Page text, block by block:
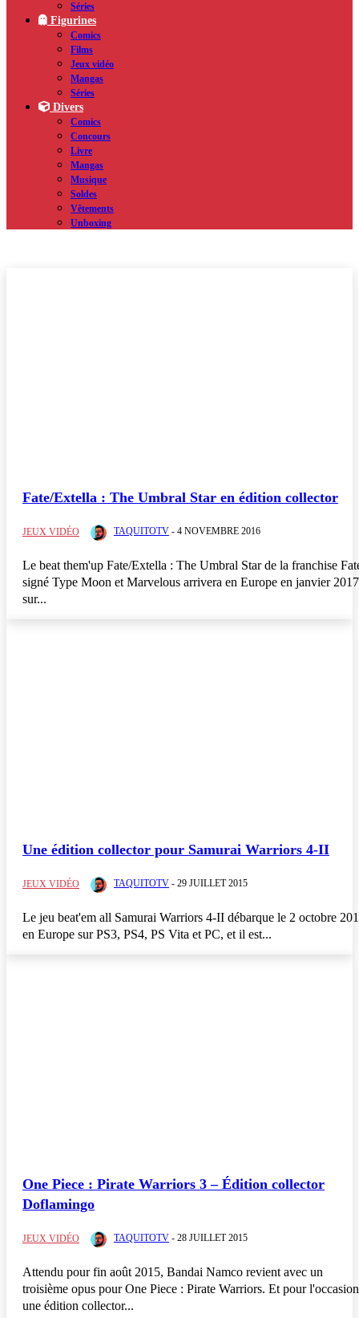
Séries
Figurines
Comics
Films
Jeux vidéo
Mangas
Séries
Divers
Comics
Concours
Livre
Mangas
Musique
Soldes
Vêtements
Unboxing
3DS
Androïd
iOS
Nintendo Switch
Nintendo Switch 2
Fate/Extella : The Umbral Star en édition collector
JEUX VIDÉO TAQUITOTV - 4 NOVEMBRE 2016
Le beat them'up Fate/Extella : The Umbral Star de la franchise
signé Type Moon et Marvelous arrivera en Europe en janvier 2017
sur...
Une édition collector pour Samurai Warriors 4-II
JEUX VIDÉO TAQUITOTV - 29 JUILLET 2015
Le jeu beat'em all Samurai Warriors 4-II débarque le 2 octobre
en Europe sur PS3, PS4, PS Vita et PC, et il est...
One Piece : Pirate Warriors 3 – Édition collector
Doflamingo
JEUX VIDÉO TAQUITOTV - 28 JUILLET 2015
Attendu pour fin août 2015, Bandai Namco revient avec un
troisième opus pour One Piece : Pirate Warriors. Et pour
une édition collector...